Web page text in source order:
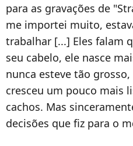
para as gravações de
me importei muito,
trabalhar [...] Eles falam
seu cabelo, ele nasce
nunca esteve tão
cresceu um pouco mais
cachos. Mas
decisões que fiz para o